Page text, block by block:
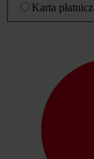
Karta